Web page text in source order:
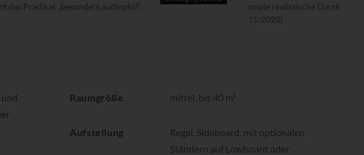
sowie realistische Darstellung großer Schallquellen." (Fairaudio
Raumgröße mittel, bis 40 m²
Aufstellung
Regal, Sideboard, mit optionalen
Ständern auf Lowboard oder